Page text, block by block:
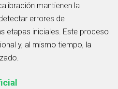
mantienen la
errores de
etapas iniciales. Este proceso
y, al mismo tiempo, la